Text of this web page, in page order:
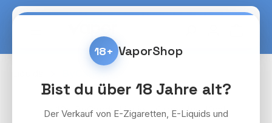
Zum Hauptinhalt springen
Bildergalerie überspringen
18+ VaporShop
Bist du über 18 Jahre alt?
Der Verkauf von E-Zigaretten, E-Liquids und